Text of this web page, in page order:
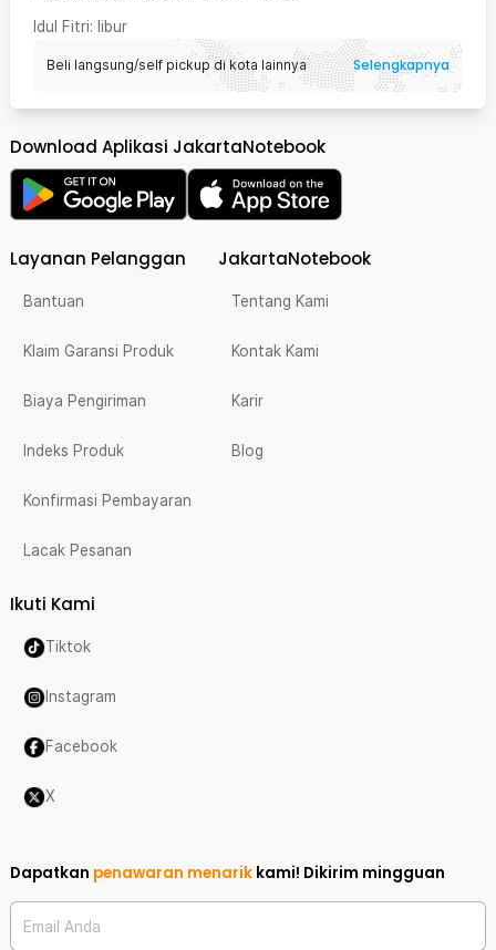
Idul Fitri: libur
Beli langsung/self pickup di kota lainnya Selengkapnya
Download Aplikasi JakartaNotebook
Layanan Pelanggan
Bantuan
Klaim Garansi Produk
Biaya Pengiriman
Indeks Produk
Konfirmasi Pembayaran
Lacak Pesanan
JakartaNotebook
Tentang Kami
Kontak Kami
Karir
Blog
Ikuti Kami
Tiktok
Instagram
Facebook
X
Dapatkan penawaran menarik kami! Dikirim mingguan
Email Anda